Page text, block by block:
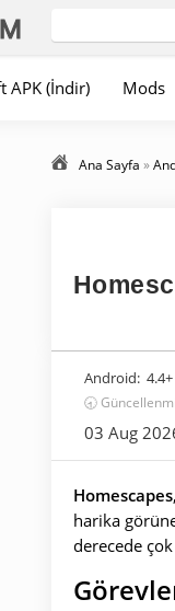
APK (İndir) Mods
Ana Sayfa »
Android: 4.4+
🕣
03 Aug
Homescapes
harika
derecede